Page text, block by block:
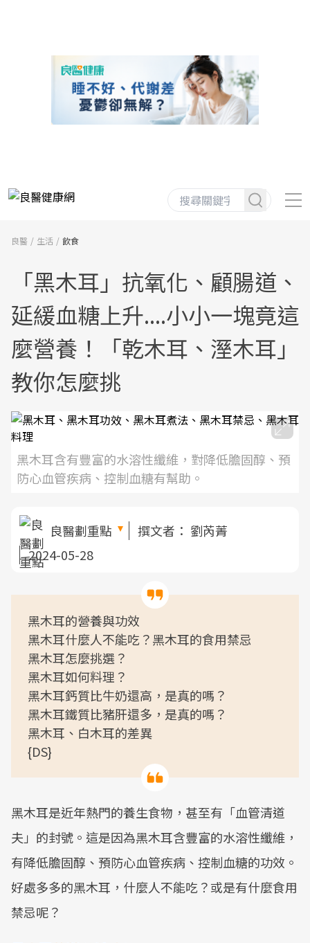
良醫 生活 飲食
「黑木耳」抗氧化、顧腸道、
延緩血糖上升....小小一塊竟這
麼營養！「乾木耳、溼木耳」
教你怎麼挑
黑木耳含有豐富的水溶性纖維，對降低膽固醇、預
防心血管疾病、控制血糖有幫助。
良醫劃重點 撰文者： 劉芮菁
2024-05-28
黑木耳的營養與功效
黑木耳什麼人不能吃？黑木耳的食用禁忌
黑木耳怎麼挑選？
黑木耳如何料理？
黑木耳鈣質比牛奶還高，是真的嗎？
黑木耳鐵質比豬肝還多，是真的嗎？
黑木耳、白木耳的差異
{DS}
黑木耳是近年熱門的養生食物，甚至有「血管清道
夫」的封號。這是因為黑木耳含豐富的水溶性纖維，
有降低膽固醇、預防心血管疾病、控制血糖的功效。
好處多多的黑木耳，什麼人不能吃？或是有什麼食用
禁忌呢？